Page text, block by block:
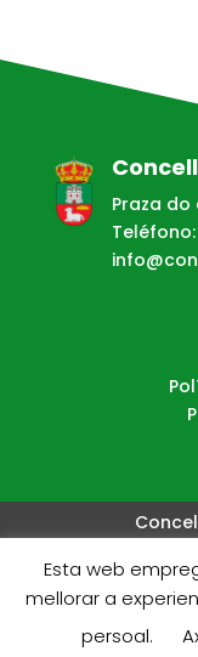
Praza do
Teléfono:
Web creada,
Visítanos en
contacto
Esta web
mellorar a
persoal.